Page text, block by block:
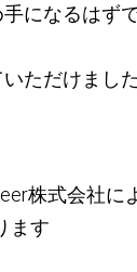
になるはず
ただけまし
株式会社に
ます